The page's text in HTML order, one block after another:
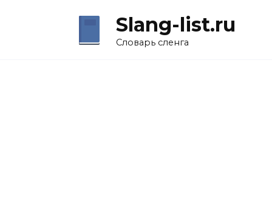
Slang-list.ru
Словарь сленга